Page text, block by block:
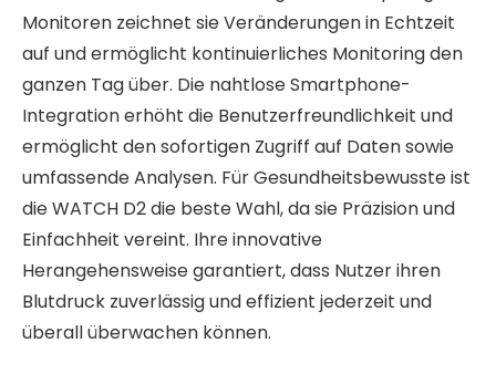
Monitoren zeichnet sie Veränderungen in Echtzeit
auf und ermöglicht kontinuierliches Monitoring den
ganzen Tag über. Die nahtlose Smartphone-
Integration erhöht die Benutzerfreundlichkeit und
ermöglicht den sofortigen Zugriff auf Daten sowie
umfassende Analysen. Für Gesundheitsbewusste ist
die WATCH D2 die beste Wahl, da sie Präzision und
Einfachheit vereint. Ihre innovative
Herangehensweise garantiert, dass Nutzer ihren
Blutdruck zuverlässig und effizient jederzeit und
überall überwachen können.